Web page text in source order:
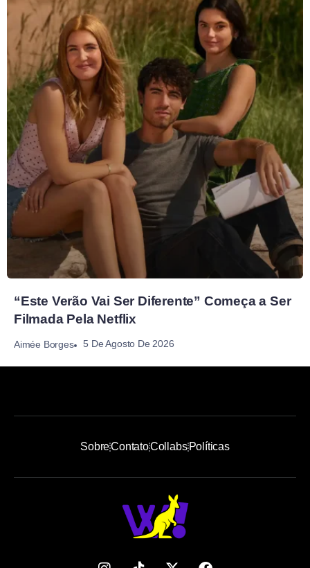
“Este Verão Vai Ser Diferente” Começa a Ser
Filmada Pela Netflix
Aimée Borges 5 De Agosto De 2026
SobreContatoCollabsPolíticas